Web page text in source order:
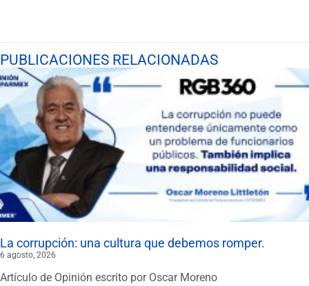
PUBLICACIONES RELACIONADAS
La corrupción: una cultura que debemos romper.
6 agosto, 2026
Artículo de Opinión escrito por Oscar Moreno